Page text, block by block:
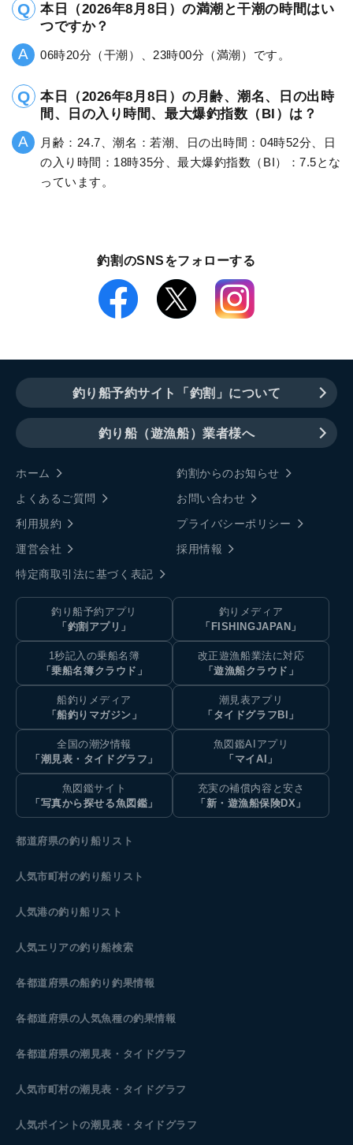
本日（2026年8月8日）の満潮と干潮の時間はい
つですか？
06時20分（干潮）、23時00分（満潮）です。
本日（2026年8月8日）の月齢、潮名、日の出時
間、日の入り時間、最大爆釣指数（BI）は？
月齢：24.7、潮名：若潮、日の出時間：04時52分、日
の入り時間：18時35分、最大爆釣指数（BI）：7.5とな
っています。
釣割のSNSをフォローする
釣り船予約サイト「釣割」について
釣り船（遊漁船）業者様へ
ホーム
釣割からのお知らせ
よくあるご質問
お問い合わせ
利用規約
プライバシーポリシー
運営会社
採用情報
特定商取引法に基づく表記
釣り船予約アプリ
「釣割アプリ」
釣りメディア
「FISHINGJAPAN」
1秒記入の乗船名簿
「乗船名簿クラウド」
改正遊漁船業法に対応
「遊漁船クラウド」
船釣りメディア
「船釣りマガジン」
潮見表アプリ
「タイドグラフBI」
全国の潮汐情報
「潮見表・タイドグラフ」
魚図鑑AIアプリ
「マイAI」
魚図鑑サイト
「写真から探せる魚図鑑」
充実の補償内容と安さ
「新・遊漁船保険DX」
都道府県の釣り船リスト
人気市町村の釣り船リスト
人気港の釣り船リスト
人気エリアの釣り船検索
各都道府県の船釣り釣果情報
各都道府県の人気魚種の釣果情報
各都道府県の潮見表 ・タイドグラフ
人気市町村の潮見表・タイドグラフ
人気ポイントの潮見表・タイドグラフ